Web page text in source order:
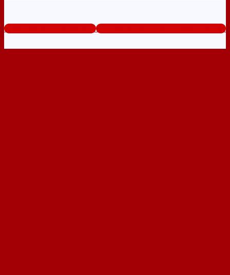
www.cuathephanquoc.com Tổng đài tư vấn miễn phí: 0824.400.400